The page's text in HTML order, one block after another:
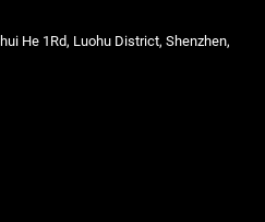
He 1Rd, Luohu District, Shenzhen,